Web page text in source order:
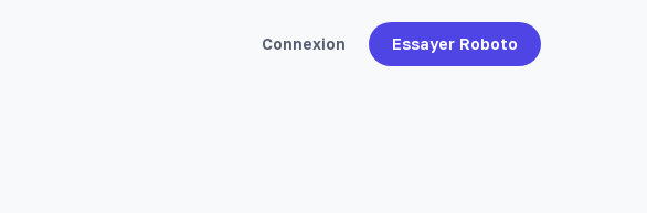
Connexion Essayer Roboto